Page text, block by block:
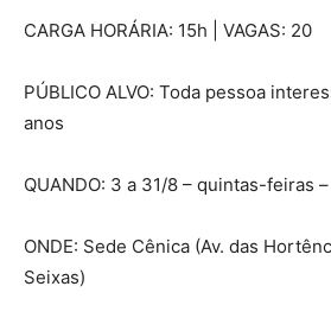
CARGA HORÁRIA: 15h | VAGAS: 20
PÚBLICO ALVO: Toda pessoa
anos
QUANDO: 3 a 31/8 – quintas-feiras
ONDE: Sede Cênica (Av. das
Seixas)